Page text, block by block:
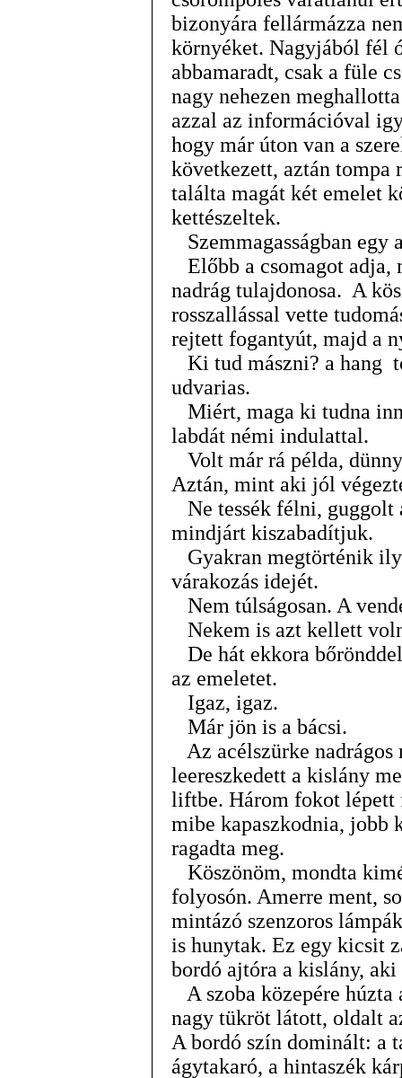
bizonyára fellármázza
környéket. Nagyjából fél
abbamaradt, csak a füle
nagy nehezen
azzal az információval
hogy már úton van a
következett, aztán
találta magát két emelet
kettészeltek.
Szemmagasságban
Előbb a csomagot adja,
nadrág tulajdonosa. A
rosszallással vette
rejtett fogantyút, majd a
Ki tud mászni? a hang
udvarias.
Miért, maga ki tudna
labdát némi indulattal.
Volt már rá példa,
Aztán, mint aki jól
Ne tessék félni, guggolt
mindjárt kiszabadítjuk.
Gyakran megtörténik
várakozás idejét.
Nem túlságosan. A
Nekem is azt kellett
De hát ekkora
az emeletet.
Igaz, igaz.
Már jön is a bácsi.
Az acélszürke nadrágos
leereszkedett a kislány
liftbe. Három fokot
mibe kapaszkodnia, jobb
ragadta meg.
Köszönöm, mondta
folyosón. Amerre ment,
mintázó szenzoros
is hunytak. Ez egy kicsit
bordó ajtóra a kislány,
A szoba közepére
nagy tükröt látott, oldalt
A bordó szín dominált: a
ágytakaró, a hintaszék